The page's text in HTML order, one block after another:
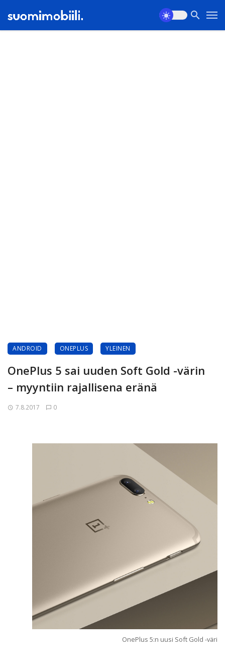
ANDROID ONEPLUS YLEINEN
OnePlus 5 sai uuden Soft Gold -värin
– myyntiin rajallisena eränä
7.8.2017 0
OnePlus 5:n uusi Soft Gold -väri